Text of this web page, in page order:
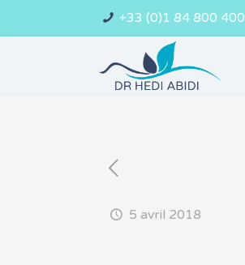
+33 (0)1 84 800 400
5 avril 2018